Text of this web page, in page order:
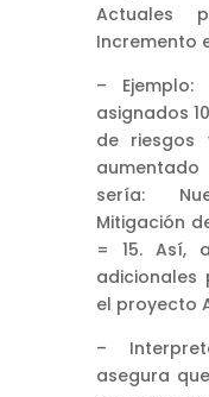
Actuales
Incremento
–
asignados
de
sería:
Mitigación
= 15. Así,
adicionales
el proyecto
–
asegura